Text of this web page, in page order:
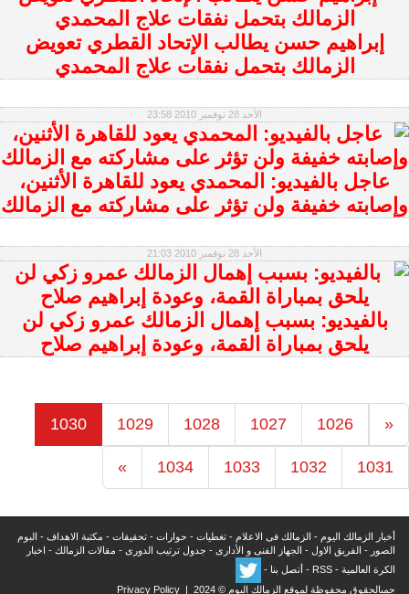
إبراهيم حسن يطالب الإتحاد القطري تعويض
الزمالك بتحمل نفقات علاج المحمدي
الأحد 28 نوفمبر 2010 23:58
عاجل بالفيديو: المحمدي يعود للقاهرة الأثنين،
وإصابته خفيفة ولن تؤثر على مشاركته مع الزمالك
الأحد 28 نوفمبر 2010 21:03
بالفيديو: بسبب إهمال الزمالك عمرو زكي لن
يلحق بمباراة القمة، وعودة إبراهيم صلاح
«
1026
1027
1028
1029
1030
1031
1032
1033
1034
»
أخبار الزمالك اليوم - الزمالك فى الاعلام - تغطيات - حوارات - تحقيقات - مكتبة الاهداف - البوم
الصور - الفريق الاول - الجهاز الفنى و الأدارى - جدول ترتيب الدورى - مقالات الزمالك - اخبار
الكرة العالمية -
RSS
- أتصل بنا -
جميالحقوق محفوظة لموقع الزمالك اليوم © 2024 |
Privacy Policy